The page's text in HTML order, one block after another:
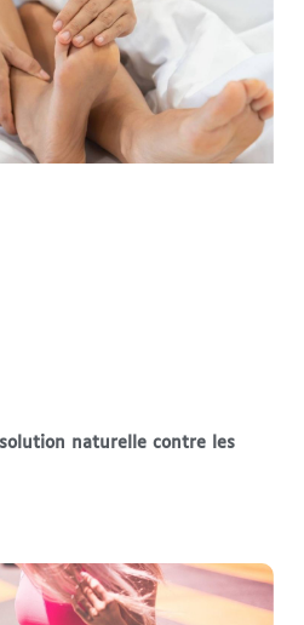
naturelle contre les